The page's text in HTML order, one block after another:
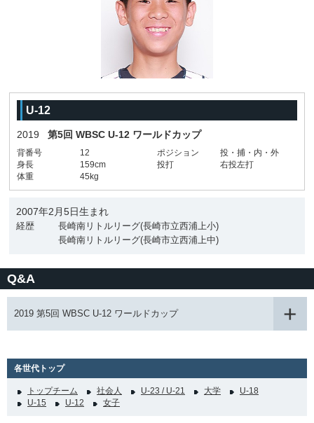
U-12
2019 第5回 WBSC U-12 ワールドカップ
背番号 12 ポジション
投・捕・内・外
身長
159cm 投打
右投左打
体重
45kg
2007年2月5日生まれ
経歴
長崎南リトルリーグ(長崎市立西浦上小)
長崎南リトルリーグ(長崎市立西浦上中)
Q&A
2019 第5回 WBSC U-12 ワールドカップ
各世代トップ
トップチーム 社会人 U-23 / U-21 大学
U-18
U-15
U-12 女子